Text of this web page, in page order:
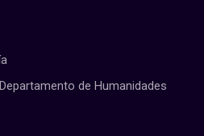
de Humanidades